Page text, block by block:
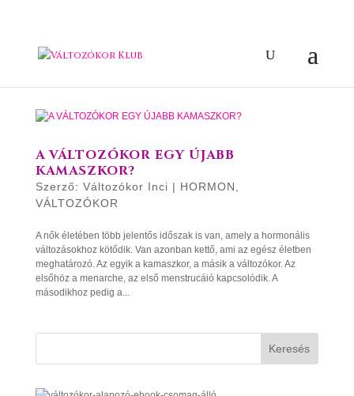
A VÁLTOZÓKOR EGY ÚJABB
KAMASZKOR?
Szerző: Változókor Inci | HORMON
VÁLTOZÓKOR
A nők életében több jelentős időszak is van, amely a hormonális
változásokhoz kötődik. Van azonban kettő, ami az egész életben
meghatározó. Az egyik a kamaszkor, a másik a változókor. Az
elsőhöz a menarche, az első menstrucáió kapcsolódik. A
másodikhoz pedig a...
Keresés